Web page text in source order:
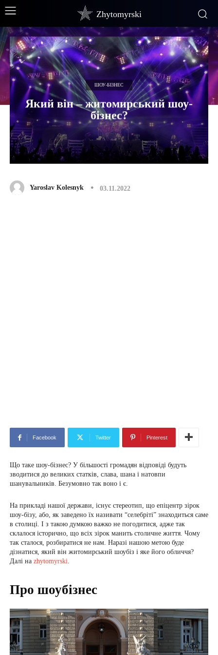
Zhytomyrski
ШОУ-БІЗНЕС
Який він – житомирський шоу-
бізнес?
Yaroslav Kolesnyk 03.11.2022
Facebook Twitter Pinterest
Що таке шоу-бізнес? У більшості громадян відповіді будуть
зводитися до великих статків, слава, шана і натовпи
шанувальників. Безумовно так воно і є.
На прикладі нашої держави, існує стереотип, що епіцентр зірок
шоу-бізу, або, як заведено їх називати “селебріті” знаходиться саме
в столиці. І з такою думкою важко не погодитися, адже так
склалося історично, що всіх зірок манить столичне життя. Чому
так сталося, розбиратися не нам. Наразі нашою метою буде
дізнатися, який він житомирський шоубіз і яке його обличчя?
Далі на zhytomyrski.
Про шоубізнес